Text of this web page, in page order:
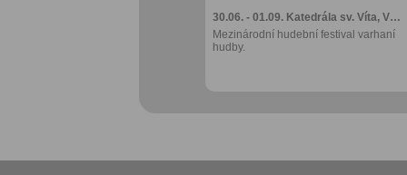
30.06. - 01.09. Katedrála sv. Víta, V…
Mezinárodní hudební festival varhaní
hudby.